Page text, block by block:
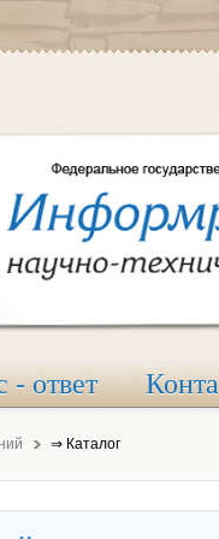
- ответ
⇒ Каталог